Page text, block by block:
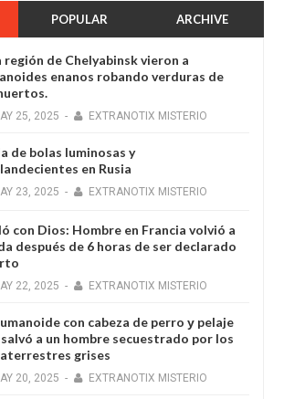
POPULAR ARCHIVE
región de Chelyabinsk vieron a
enanos robando verduras de
25, 2025 - EXTRANOTIX MISTERIO
de bolas luminosas y
en Rusia
23, 2025 - EXTRANOTIX MISTERIO
con Dios: Hombre en Francia volvió a
después de 6 horas de ser declarado
22, 2025 - EXTRANOTIX MISTERIO
con cabeza de perro у pelaje
a un hombre secuestrado por los
grises
20, 2025 - EXTRANOTIX MISTERIO